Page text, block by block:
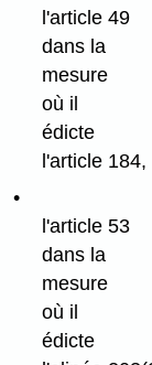
l'article 49
dans la
mesure
où il
édicte
l'article 184,
l'article 53
dans la
mesure
où il
édicte